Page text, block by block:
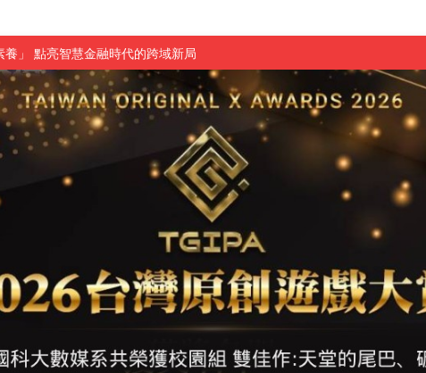
」 點亮智慧金融時代的跨域新局
子
索金融實習優勢
展最高榮譽白金獎
戲抱回金點新秀獎
2026 TSID 提出具體舊建築再利用提案
校院電腦動畫競賽嶄露頭角
科大雙校區學生會全國賽勇奪佳績
典青銀共學、逐夢啟航